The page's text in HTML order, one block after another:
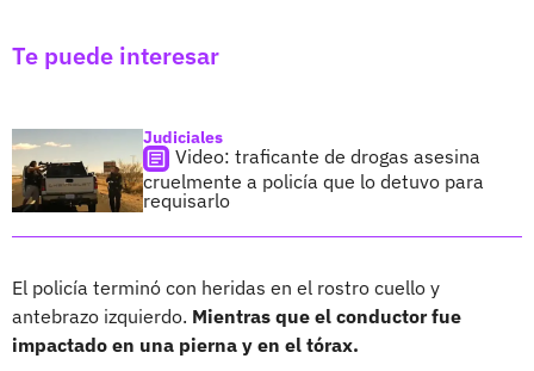
Te puede interesar
Judiciales
Video: traficante de drogas asesina
cruelmente a policía que lo detuvo para
requisarlo
El policía terminó con heridas en el rostro cuello y
antebrazo izquierdo. Mientras que el conductor fue
impactado en una pierna y en el tórax.